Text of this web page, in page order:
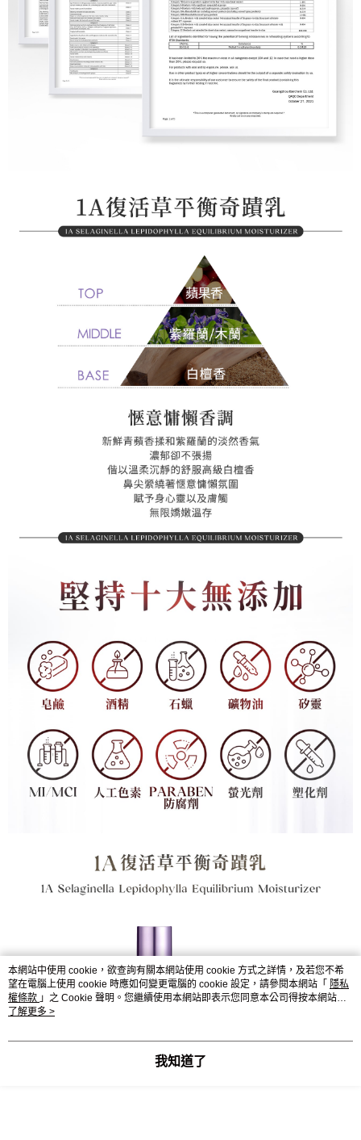
本網站中使用 cookie，欲查詢有關本網站使用 cookie 方式之詳情，及若您不希
望在電腦上使用 cookie 時應如何變更電腦的 cookie 設定，請參閱本網站「 隱私
權條款 」之 Cookie 聲明。您繼續使用本網站即表示您同意本公司得按本網站使
用條款之 Cookie 聲明使用 cookie。
了解更多 >
我知道了